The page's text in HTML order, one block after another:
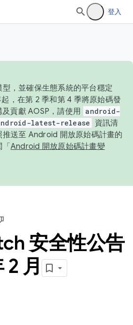
登入
，並確保生態系統的平台穩定
，在第 2 季和第 4 季將原始碼發
貢獻 AOSP，請使用 android-
latest-release
資訊清
送至 Android 開放原始碼計畫的
Android 開放原始碼計畫變
安全性公告
2 月